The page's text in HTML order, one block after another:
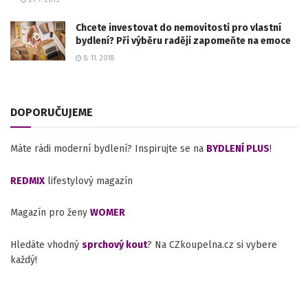
Chcete investovat do nemovitosti pro vlastní
bydlení? Při výběru raději zapomeňte na emoce
8. 11. 2018
DOPORUČUJEME
Máte rádi moderní bydlení? Inspirujte se na BYDLENÍ PLUS!
REDMIX lifestylový magazín
Magazín pro ženy WOMER
Hledáte vhodný sprchový kout? Na CZkoupelna.cz si vybere
každý!